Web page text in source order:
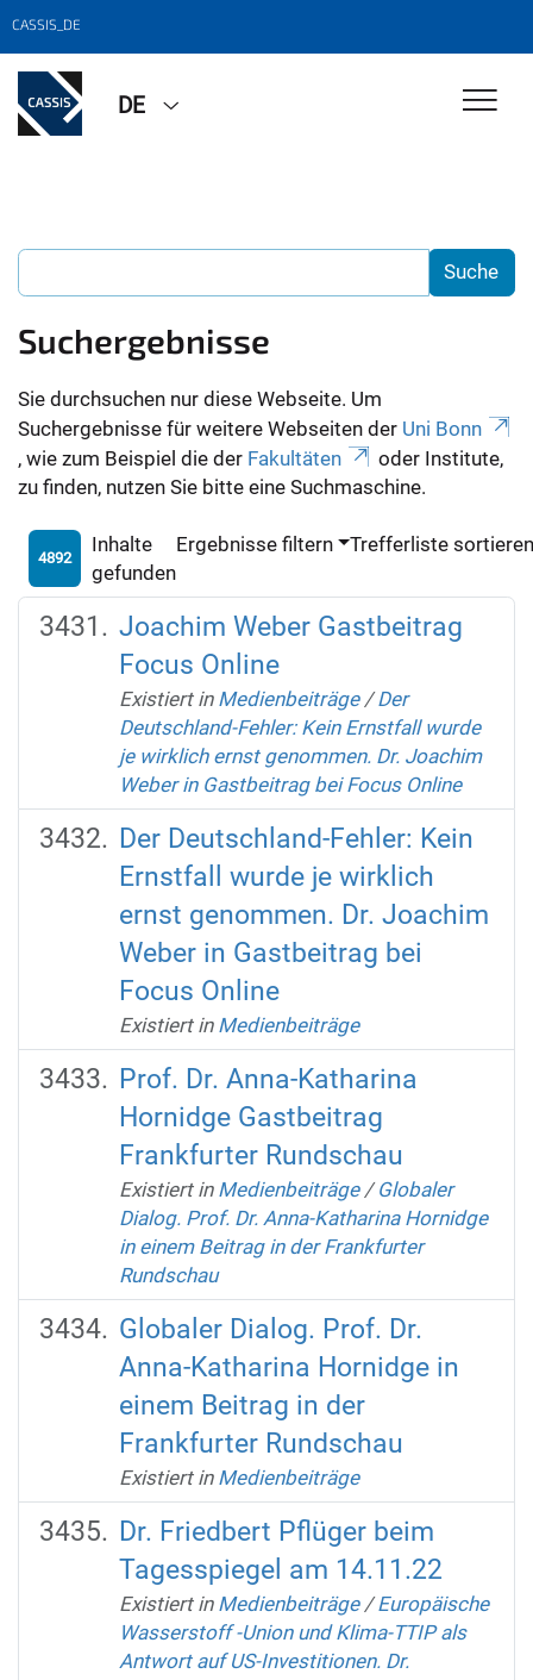
CASSIS_DE
DE
Suchergebnisse
Sie durchsuchen nur diese Webseite. Um
Suchergebnisse für weitere Webseiten der Uni Bonn
, wie zum Beispiel die der Fakultäten
oder Institute,
zu finden, nutzen Sie bitte eine Suchmaschine.
4892
Inhalte
gefunden
Ergebnisse filtern Trefferliste
Joachim Weber Gastbeitrag
Focus Online
Existiert in Medienbeiträge /Der
Deutschland-Fehler: Kein Ernstfall wurde
je wirklich ernst genommen. Dr. Joachim
Weber in Gastbeitrag bei Focus Online
Der Deutschland-Fehler: Kein
Ernstfall wurde je wirklich
ernst genommen. Dr. Joachim
Weber in Gastbeitrag bei
Focus Online
Existiert in Medienbeiträge
Prof. Dr. Anna-Katharina
Hornidge Gastbeitrag
Frankfurter Rundschau
Existiert in Medienbeiträge /Globaler
Dialog. Prof. Dr. Anna-Katharina Hornidge
in einem Beitrag in der Frankfurter
Rundschau
Globaler Dialog. Prof. Dr.
Anna-Katharina Hornidge in
einem Beitrag in der
Frankfurter Rundschau
Existiert in Medienbeiträge
Dr. Friedbert Pflüger beim
Tagesspiegel am 14.11.22
Existiert in Medienbeiträge /Europäische
Wasserstoff -Union und Klima-TTIP als
Antwort auf US-Investitionen. Dr.